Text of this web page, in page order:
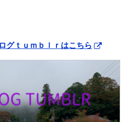
グｔｕｍｂｌｒはこちら